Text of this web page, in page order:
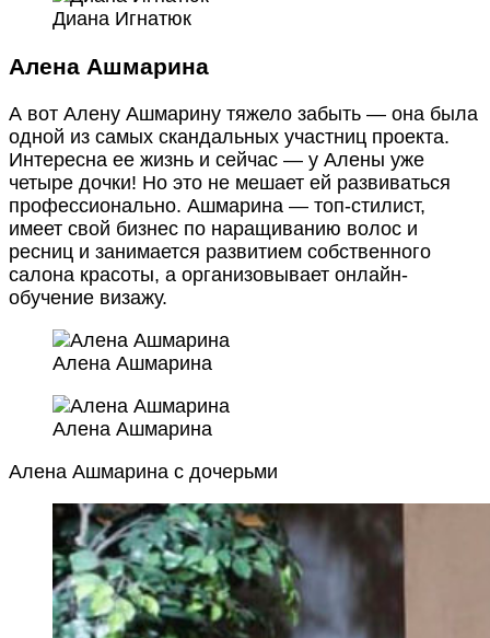
Диана Игнатюк
Алена Ашмарина
А вот Алену Ашмарину тяжело забыть — она была
одной из самых скандальных участниц проекта.
Интересна ее жизнь и сейчас — у Алены уже
четыре дочки! Но это не мешает ей развиваться
профессионально. Ашмарина — топ-стилист,
имеет свой бизнес по наращиванию волос и
ресниц и занимается развитием собственного
салона красоты, а организовывает онлайн-
обучение визажу.
Алена Ашмарина
Алена Ашмарина
Алена Ашмарина с дочерьми